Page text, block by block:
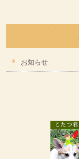
お知らせ